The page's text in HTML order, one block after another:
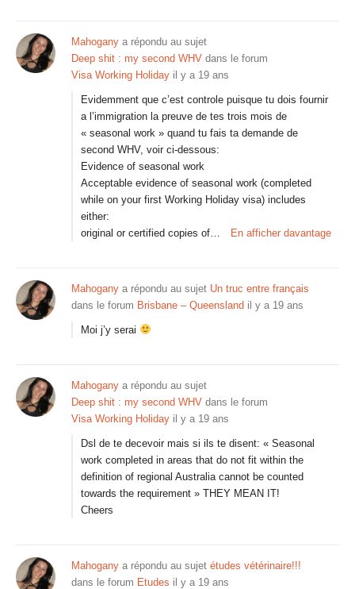
Mahogany a répondu au sujet
Deep shit : my second WHV dans le forum
Visa Working Holiday il y a 19 ans
Evidemment que c’est controle puisque tu dois fournir
a l’immigration la preuve de tes trois mois de
« seasonal work » quand tu fais ta demande de
second WHV, voir ci-dessous:
Evidence of seasonal work
Acceptable evidence of seasonal work (completed
while on your first Working Holiday visa) includes
either:
original or certified copies of…
En afficher davantage
Mahogany a répondu au sujet Un truc entre français
dans le forum Brisbane – Queensland il y a 19 ans
Moi j’y serai
Mahogany a répondu au sujet
Deep shit : my second WHV dans le forum
Visa Working Holiday il y a 19 ans
Dsl de te decevoir mais si ils te disent: « Seasonal
work completed in areas that do not fit within the
definition of regional Australia cannot be counted
towards the requirement » THEY MEAN IT!
Cheers
Mahogany a répondu au sujet études vétérinaire!!!
dans le forum Etudes il y a 19 ans